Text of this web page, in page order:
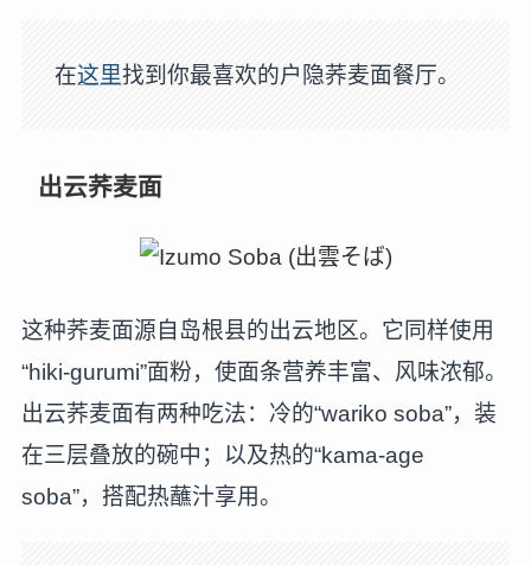
在这里找到你最喜欢的户隐荞麦面餐厅。
出云荞麦面
这种荞麦面源自岛根县的出云地区。它同样使用
“hiki-gurumi”面粉，使面条营养丰富、风味浓郁。
出云荞麦面有两种吃法：冷的“wariko soba”，装
在三层叠放的碗中；以及热的“kama-age
soba”，搭配热蘸汁享用。